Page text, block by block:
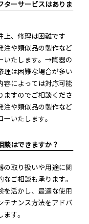
ターサービスはありま
上、修理は困難です
注や類似品の製作など
いたします。→陶器の
理は困難な場合が多い
容によっては対応可能
ますのでご相談くださ
注や類似品の製作など
ーいたします。
談はできますか？
の取り扱いや用途に関
なご相談も承ります。
を活かし、最適な使用
テナンス方法をアドバ
ます。